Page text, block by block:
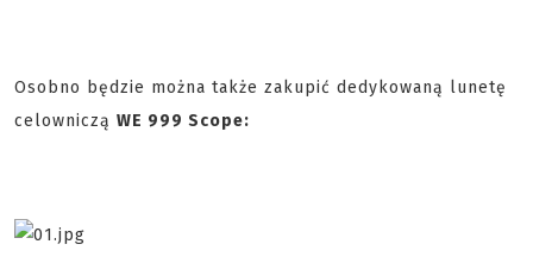
Osobno będzie można także zakupić dedykowaną lunetę
celowniczą WE 999 Scope: